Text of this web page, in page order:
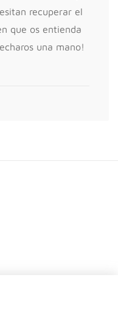
recuperar el
que os entienda
una mano!